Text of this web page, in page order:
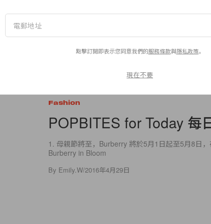
Fashion
POPBITES for Today 每
1. 母親節將至，Burberry 將於5月1日起至5月8日
Burberry in Bloom
By Emily.W/2016年4月29日
點擊訂閱即表示您同意我們的服務條款與隱私政策。
現在不要